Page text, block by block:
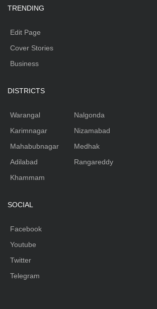
TRENDING
Edit Page
Cover Stories
Business
DISTRICTS
Warangal
Karimnagar
Mahabubnagar
Adilabad
Khammam
Nalgonda
Nizamabad
Medhak
Rangareddy
SOCIAL
Facebook
Youtube
Twitter
Telegram